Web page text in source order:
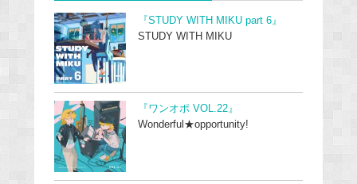
『STUDY WITH MIKU part 6』
STUDY WITH MIKU
『ワンオポ VOL.22』
Wonderful★opportunity!